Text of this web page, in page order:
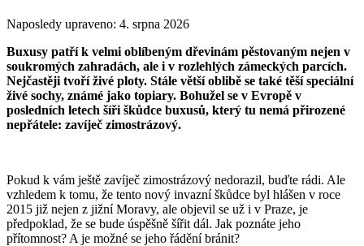
Naposledy upraveno: 4. srpna 2026
Buxusy patří k velmi oblíbeným dřevinám pěstovaným nejen v
soukromých zahradách, ale i v rozlehlých zámeckých parcích.
Nejčastěji tvoří živé ploty. Stále větší oblibě se také těší speciální
živé sochy, známé jako topiary. Bohužel se v Evropě v
posledních letech šíři škůdce buxusů, který tu nemá přirozené
nepřátele: zavíječ zimostrázový.
Pokud k vám ještě zavíječ zimostrázový nedorazil, buďte rádi. Ale
vzhledem k tomu, že tento nový invazní škůdce byl hlášen v roce
2015 již nejen z jižní Moravy, ale objevil se už i v Praze, je
předpoklad, že se bude úspěšně šířit dál. Jak poznáte jeho
přítomnost? A je možné se jeho řádění bránit?